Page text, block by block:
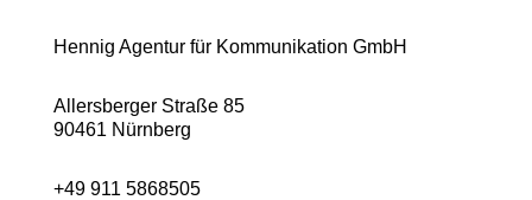
Hennig Agentur für Kommunikation GmbH
Allersberger Straße 85
90461 Nürnberg
+49 911 5868505